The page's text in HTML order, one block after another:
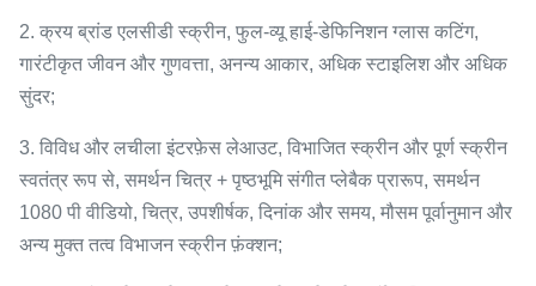
2. क्रय ब्रांड एलसीडी स्क्रीन, फुल-व्यू हाई-डेफिनिशन ग्लास कटिंग,
गारंटीकृत जीवन और गुणवत्ता, अनन्य आकार, अधिक स्टाइलिश और अधिक
सुंदर;
3. विविध और लचीला इंटरफ़ेस लेआउट, विभाजित स्क्रीन और पूर्ण स्क्रीन
स्वतंत्र रूप से, समर्थन चित्र + पृष्ठभूमि संगीत प्लेबैक प्रारूप, समर्थन
1080 पी वीडियो, चित्र, उपशीर्षक, दिनांक और समय, मौसम पूर्वानुमान और
अन्य मुक्त तत्व विभाजन स्क्रीन फ़ंक्शन;